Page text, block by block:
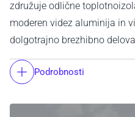
združuje odlične
moderen videz aluminija in
dolgotrajno brezhibno
Podrobnosti